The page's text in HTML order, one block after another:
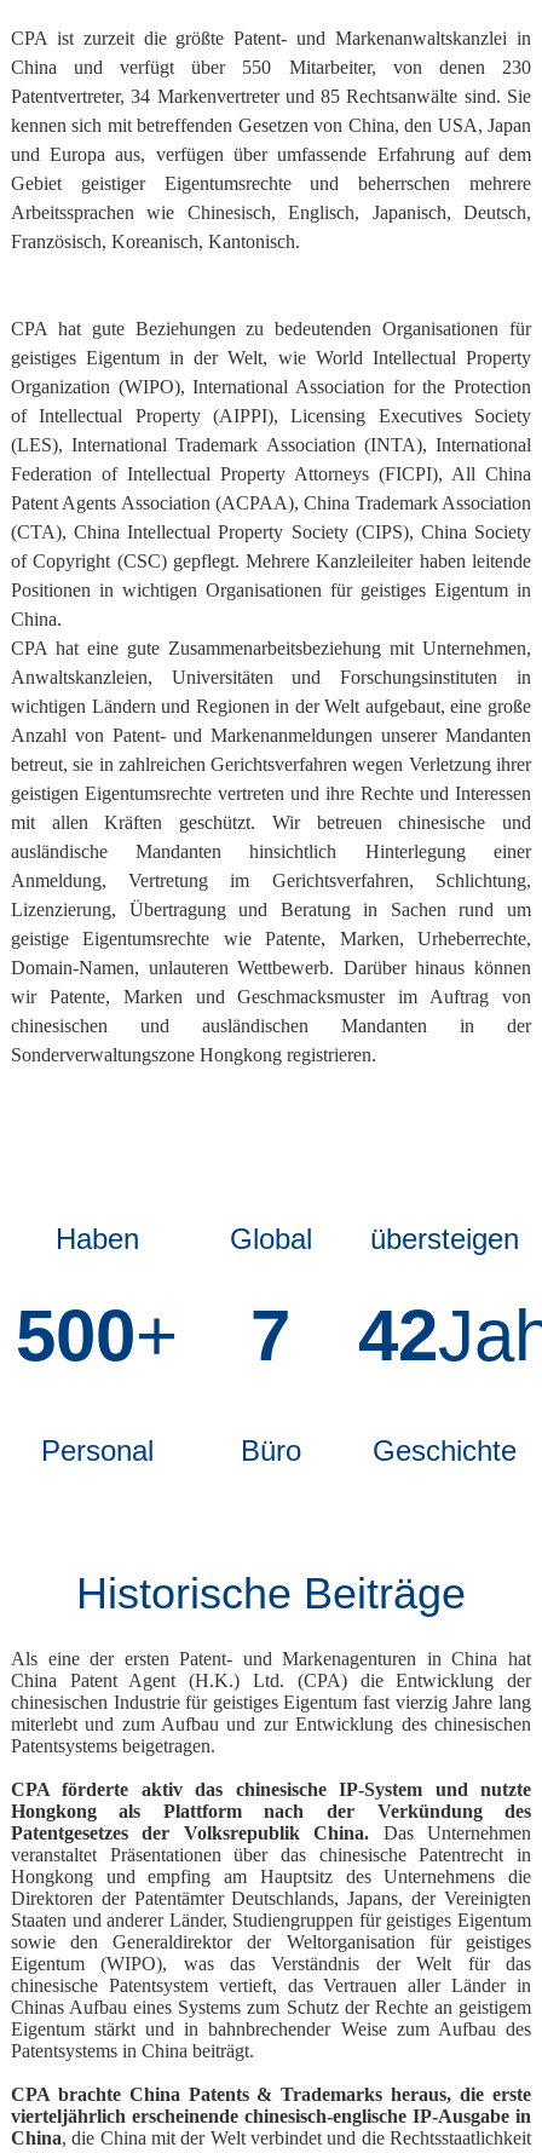
CPA ist zurzeit die größte Patent- und Markenanwaltskanzlei in
China und verfügt über 550 Mitarbeiter, von denen 230
Patentvertreter, 34 Markenvertreter und 85 Rechtsanwälte sind. Sie
kennen sich mit betreffenden Gesetzen von China, den USA, Japan
und Europa aus, verfügen über umfassende Erfahrung auf dem
Gebiet geistiger Eigentumsrechte und beherrschen mehrere
Arbeitssprachen wie Chinesisch, Englisch, Japanisch, Deutsch,
Französisch, Koreanisch, Kantonisch.
CPA hat gute Beziehungen zu bedeutenden Organisationen für
geistiges Eigentum in der Welt, wie World Intellectual Property
Organization (WIPO), International Association for the Protection
of Intellectual Property (AIPPI), Licensing Executives Society
(LES), International Trademark Association (INTA), International
Federation of Intellectual Property Attorneys (FICPI), All China
Patent Agents Association (ACPAA), China Trademark Association
(CTA), China Intellectual Property Society (CIPS), China Society
of Copyright (CSC) gepflegt.Mehrere Kanzleileiter haben leitende
Positionen in wichtigen Organisationen für geistiges Eigentum in
China.
CPA hat eine gute Zusammenarbeitsbeziehung mit Unternehmen,
Anwaltskanzleien, Universitäten und Forschungsinstituten in
wichtigen Ländern und Regionen in der Welt aufgebaut, eine große
Anzahl von Patent- und Markenanmeldungen unserer Mandanten
betreut, sie in zahlreichen Gerichtsverfahren wegen Verletzung ihrer
geistigen Eigentumsrechte vertreten und ihre Rechte und Interessen
mit allen Kräften geschützt. Wir betreuen chinesische und
ausländische Mandanten hinsichtlich Hinterlegung einer
Anmeldung, Vertretung im Gerichtsverfahren, Schlichtung,
Lizenzierung, Übertragung und Beratung in Sachen rund um
geistige Eigentumsrechte wie Patente, Marken, Urheberrechte,
Domain-Namen, unlauteren Wettbewerb. Darüber hinaus können
wir Patente, Marken und Geschmacksmuster im Auftrag von
chinesischen und ausländischen Mandanten in der
Sonderverwaltungszone Hongkong registrieren.
Haben
500+
Personal
Global
7
Büro
übersteigen
42
Geschichte
Historische Beiträge
Als eine der ersten Patent- und Markenagenturen in China hat
China Patent Agent (H.K.) Ltd. (CPA) die Entwicklung der
chinesischen Industrie für geistiges Eigentum fast vierzig Jahre lang
miterlebt und zum Aufbau und zur Entwicklung des chinesischen
Patentsystems beigetragen.
CPA förderte aktiv das chinesische IP-System und nutzte
Hongkong als Plattform nach der Verkündung des
Patentgesetzes der Volksrepublik China. Das Unternehmen
veranstaltet Präsentationen über das chinesische Patentrecht in
Hongkong und empfing am Hauptsitz des Unternehmens die
Direktoren der Patentämter Deutschlands, Japans, der Vereinigten
Staaten und anderer Länder, Studiengruppen für geistiges Eigentum
sowie den Generaldirektor der Weltorganisation für geistiges
Eigentum (WIPO), was das Verständnis der Welt für das
chinesische Patentsystem vertieft, das Vertrauen aller Länder in
Chinas Aufbau eines Systems zum Schutz der Rechte an geistigem
Eigentum stärkt und in bahnbrechender Weise zum Aufbau des
Patentsystems in China beiträgt.
CPA brachte China Patents & Trademarks heraus, die erste
vierteljährlich erscheinende chinesisch-englische IP-Ausgabe in
China, die China mit der Welt verbindet und die Rechtsstaatlichkeit